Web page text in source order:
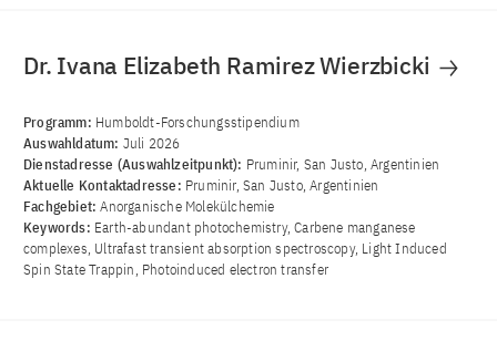
Dr. Ivana Elizabeth Ramirez Wierzbicki
Programm: Humboldt-Forschungsstipendium
Auswahldatum: Juli 2026
Dienstadresse (Auswahlzeitpunkt): Pruminir, San Justo, Argentinien
Aktuelle Kontaktadresse: Pruminir, San Justo, Argentinien
Fachgebiet:Anorganische Molekülchemie
Keywords: Earth-abundant photochemistry, Carbene manganese
complexes, Ultrafast transient absorption spectroscopy, Light Induced
Spin State Trappin, Photoinduced electron transfer